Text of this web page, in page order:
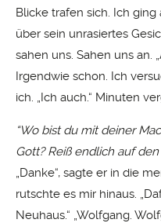
Blicke trafen sich. Ich
über sein unrasiertes
sahen uns. Sahen uns an.
Irgendwie schon. Ich
ich. „Ich auch.“ Minuten
“Wo bist du mit deiner
Gott? Reiß endlich auf
„Danke“, sagte er in die
rutschte es mir hinaus.
Neuhaus.“ „Wolfgang.